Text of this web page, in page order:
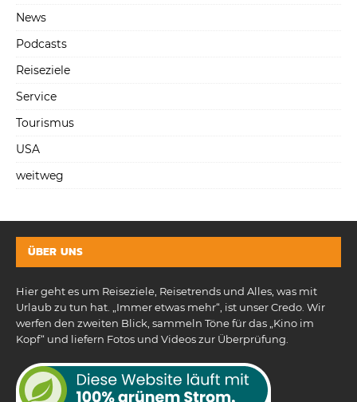
News
Podcasts
Reiseziele
Service
Tourismus
USA
weitweg
ÜBER UNS
Hier geht es um Reiseziele, Reisetrends und Alles, was mit
Urlaub zu tun hat. „Immer etwas mehr“, ist unser Credo. Wir
werfen den zweiten Blick, sammeln Töne für das „Kino im
Kopf“ und liefern Fotos und Videos zur Überprüfung.